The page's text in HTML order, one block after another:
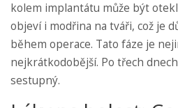
kolem implantátu může být
objeví i modřina na tváři, což je
během operace. Tato fáze je
nejkrátkodobější. Po třech
sestupný.